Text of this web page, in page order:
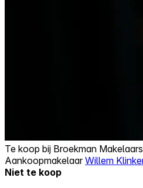
Te koop bij Broekman
AankoopmakelaarWillem
Niet te koop